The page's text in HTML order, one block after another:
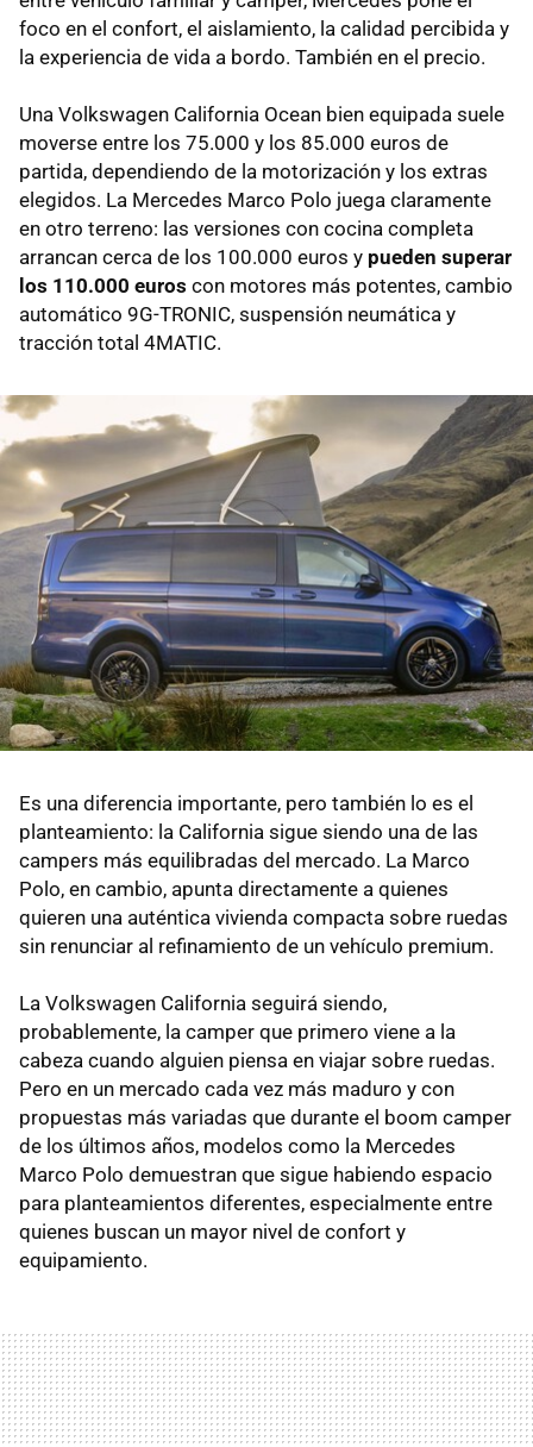
foco en el confort, el aislamiento, la calidad percibida y
la experiencia de vida a bordo. También en el precio.
Una Volkswagen California Ocean bien equipada suele
moverse entre los 75.000 y los 85.000 euros de
partida, dependiendo de la motorización y los extras
elegidos. La Mercedes Marco Polo juega claramente
en otro terreno: las versiones con cocina completa
arrancan cerca de los 100.000 euros y pueden superar
los 110.000 euros con motores más potentes, cambio
automático 9G-TRONIC, suspensión neumática y
tracción total 4MATIC.
Es una diferencia importante, pero también lo es el
planteamiento: la California sigue siendo una de las
campers más equilibradas del mercado. La Marco
Polo, en cambio, apunta directamente a quienes
quieren una auténtica vivienda compacta sobre ruedas
sin renunciar al refinamiento de un vehículo premium.
La Volkswagen California seguirá siendo,
probablemente, la camper que primero viene a la
cabeza cuando alguien piensa en viajar sobre ruedas.
Pero en un mercado cada vez más maduro y con
propuestas más variadas que durante el boom camper
de los últimos años, modelos como la Mercedes
Marco Polo demuestran que sigue habiendo espacio
para planteamientos diferentes, especialmente entre
quienes buscan un mayor nivel de confort y
equipamiento.